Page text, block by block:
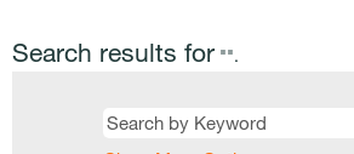
Search results for "".